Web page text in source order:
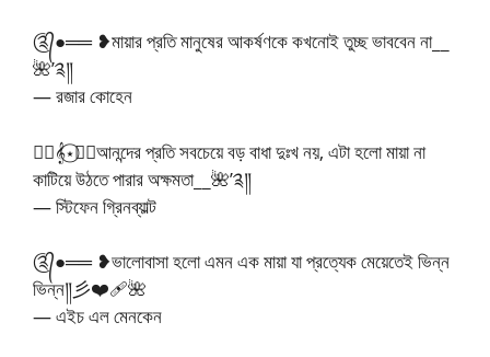
༊᭄●══ ❥মায়ার প্রতি মানুষের আকর্ষণকে কখনোই তুচ্ছ ভাববেন না__
🌺’༉༎
— রজার কোহেন
🧚‍♂️𝄞⋆⃝🧚‍♀️আনন্দের প্রতি সবচেয়ে বড় বাধা দুঃখ নয়, এটা হলো মায়া না
কাটিয়ে উঠতে পারার অক্ষমতা__🌺’༉༎
— স্টিফেন গ্রিনব্যাল্ট
༊᭄●══ ❥ভালোবাসা হলো এমন এক মায়া যা প্রত্যেক মেয়েতেই ভিন্ন
ভিন্ন༎彡❤️‍🩹🌺
— এইচ এল মেনকেন